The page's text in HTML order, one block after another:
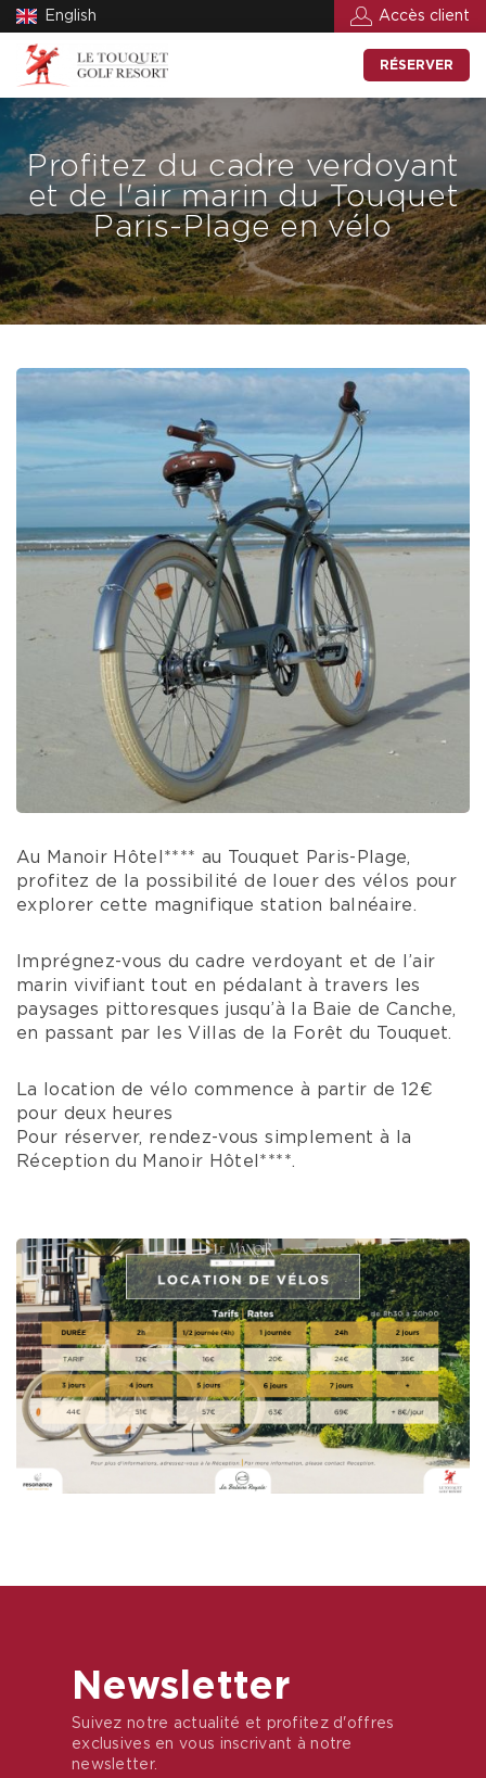
English Accès client
RÉSERVER
Profitez du cadre verdoyant
et de l'air marin du Touquet
Paris-Plage en vélo
Au Manoir Hôtel**** au Touquet Paris-Plage,
profitez de la possibilité de louer des vélos pour
explorer cette magnifique station balnéaire.
Imprégnez-vous du cadre verdoyant et de l’air
marin vivifiant tout en pédalant à travers les
paysages pittoresques jusqu’à la Baie de Canche,
en passant par les Villas de la Forêt du Touquet.
La location de vélo commence à partir de 12€
pour deux heures
Pour réserver, rendez-vous simplement à la
Réception du Manoir Hôtel****.
Newsletter
Suivez notre actualité et profitez d'offres
exclusives en vous inscrivant à notre
newsletter.